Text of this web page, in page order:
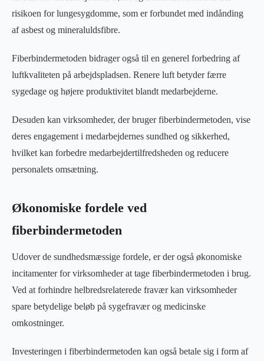
risikoen for lungesygdomme, som er forbundet med indånding
af asbest og mineraluldsfibre.
Fiberbindermetoden bidrager også til en generel forbedring af
luftkvaliteten på arbejdspladsen. Renere luft betyder færre
sygedage og højere produktivitet blandt medarbejderne.
Desuden kan virksomheder, der bruger fiberbindermetoden, vise
deres engagement i medarbejdernes sundhed og sikkerhed,
hvilket kan forbedre medarbejdertilfredsheden og reducere
personalets omsætning.
Økonomiske fordele ved
fiberbindermetoden
Udover de sundhedsmæssige fordele, er der også økonomiske
incitamenter for virksomheder at tage fiberbindermetoden i brug.
Ved at forhindre helbredsrelaterede fravær kan virksomheder
spare betydelige beløb på sygefravær og medicinske
omkostninger.
Investeringen i fiberbindermetoden kan også betale sig i form af